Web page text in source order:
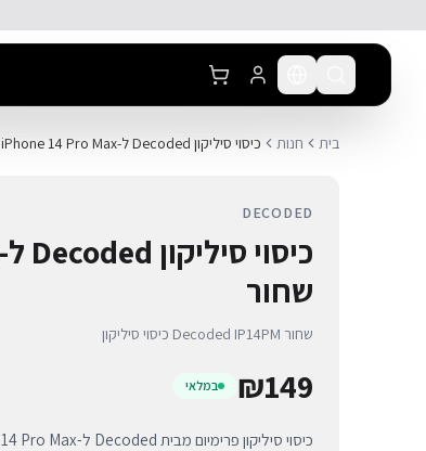
בית חנות כיסוי סיליקון Decoded ל-iPhone 14 Pro Max שחור
DECODED
שחור
כיסוי סיליקון Decoded IP14PM שחור
₪149 במלאי